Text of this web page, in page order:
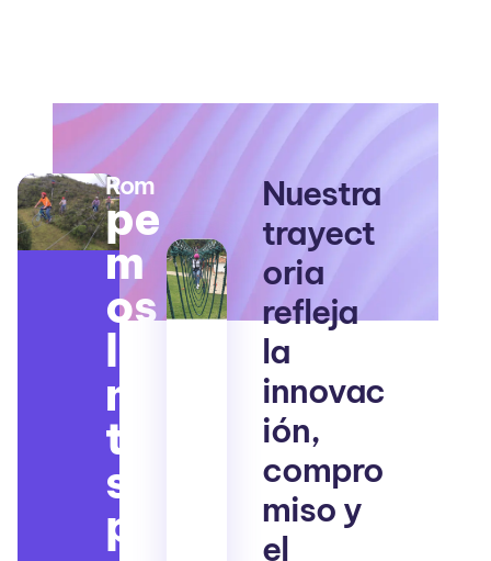
Rom
pe
m
os
lí
mi
te
s
pa
Nuestra
trayect
oria
refleja
la
innovac
ión,
compro
miso y
el